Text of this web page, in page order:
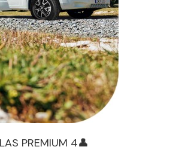
PREMIUM 4👤